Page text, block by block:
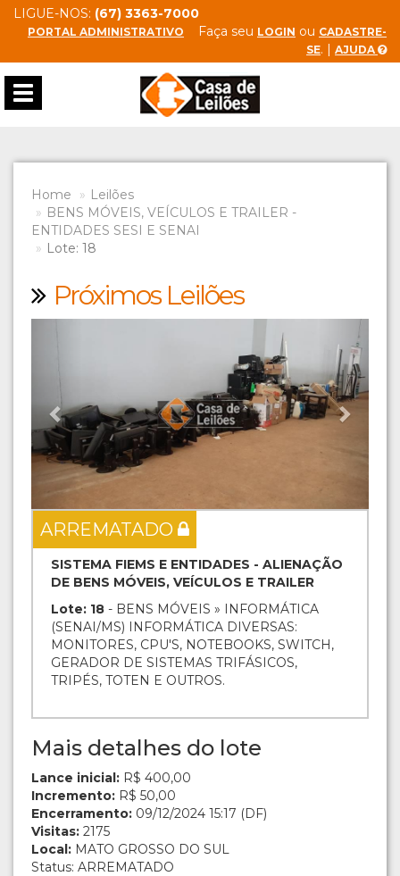
LIGUE-NOS: (67) 3363-7000
PORTAL ADMINISTRATIVO Faça seu LOGIN ou CADASTRE-
SE. | AJUDA
Toggle
navigation
Home
Leilões
BENS MÓVEIS, VEÍCULOS E TRAILER -
ENTIDADES SESI E SENAI
Lote: 18
Próximos Leilões
Next
ARREMATADO
SISTEMA FIEMS E ENTIDADES - ALIENAÇÃO
DE BENS MÓVEIS, VEÍCULOS E TRAILER
Lote: 18 - BENS MÓVEIS » INFORMÁTICA
(SENAI/MS) INFORMÁTICA DIVERSAS:
MONITORES, CPU'S, NOTEBOOKS, SWITCH,
GERADOR DE SISTEMAS TRIFÁSICOS,
TRIPÉS, TOTEN E OUTROS.
Mais detalhes do lote
Lance inicial: R$ 400,00
Incremento: R$ 50,00
Encerramento: 09/12/2024 15:17 (DF)
Visitas: 2175
Local: MATO GROSSO DO SUL
Status: ARREMATADO